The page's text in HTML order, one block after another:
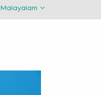
Malayalam